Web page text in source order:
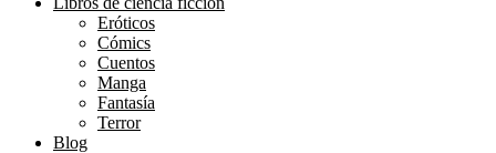
Eróticos
Cómics
Cuentos
Manga
Fantasía
Terror
Blog